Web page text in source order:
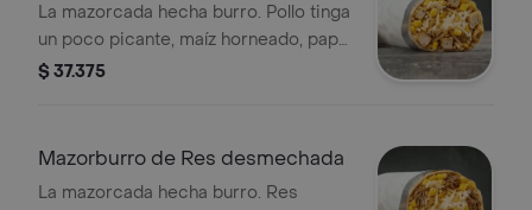
La mazorcada hecha burro. Pollo tinga
un poco picante, maíz horneado, papa
fosforito, queso mozzarella y salsa
$ 37.375
Mazorburro de Res desmechada
La mazorcada hecha burro. Res